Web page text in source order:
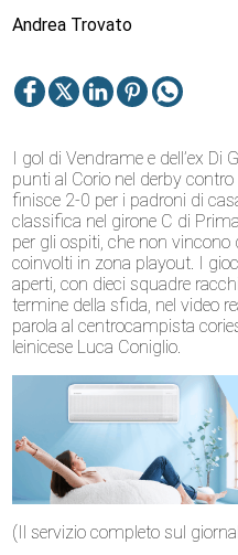
Andrea Trovato
I gol di Vendrame e dell’ex Di
punti al Corio nel derby contro
finisce 2-0 per i padroni di
classifica nel girone C di
per gli ospiti, che non vincono
coinvolti in zona playout. I
aperti, con dieci squadre
termine della sfida, nel video
parola al centrocampista
leinicese Luca Coniglio.
(Il servizio completo sul